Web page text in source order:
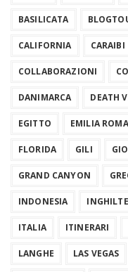
BASILICATA
CALIFORNIA CARAIBI
COLLABORAZIONI
DANIMARCA DEATH
EGITTO EMILIA
FLORIDA GILI
GRAND CANYON
INDONESIA
ITALIA ITINERARI
LANGHE LAS VEGAS